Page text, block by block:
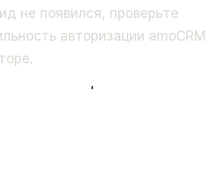
не появился, проверьте
авторизации amoCRM